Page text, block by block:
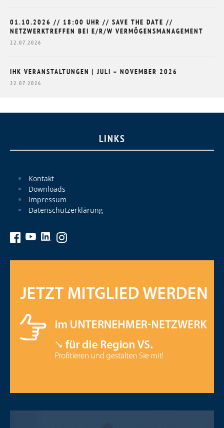
01.10.2026 // 18:00 UHR // SAVE THE DATE //
NETZWERKTREFFEN BEI E/R/W VERMÖGENSMANAGEMENT
22.07.2026
IHK VERANSTALTUNGEN | JULI – NOVEMBER 2026
22.07.2026
LINKS
Kontakt
Downloads
Impressum
Datenschutzerklärung